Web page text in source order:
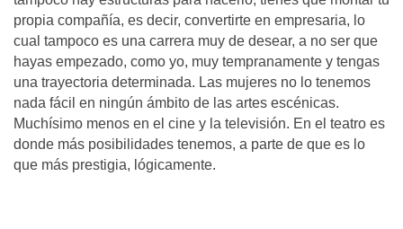
propia compañía, es decir, convertirte en empresaria, lo
cual tampoco es una carrera muy de desear, a no ser que
hayas empezado, como yo, muy tempranamente y tengas
una trayectoria determinada. Las mujeres no lo tenemos
nada fácil en ningún ámbito de las artes escénicas.
Muchísimo menos en el cine y la televisión. En el teatro es
donde más posibilidades tenemos, a parte de que es lo
que más prestigia, lógicamente.